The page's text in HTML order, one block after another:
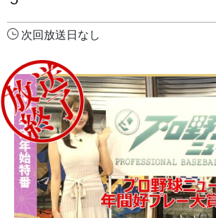
次回放送日なし